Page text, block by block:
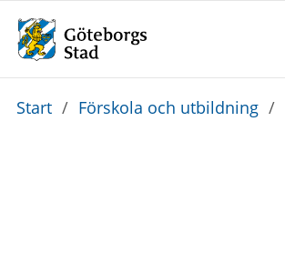
Du
Start / Förskola och utbildning /